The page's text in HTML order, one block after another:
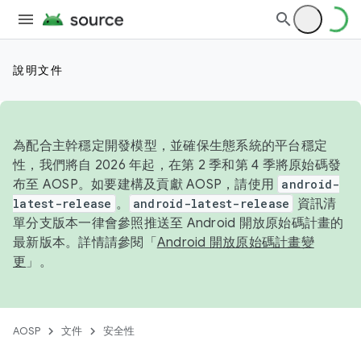
說明文件
為配合主幹穩定開發模型，並確保生態系統的平台穩定
性，我們將自 2026 年起，在第 2 季和第 4 季將原始碼發
布至 AOSP。如要建構及貢獻 AOSP，請使用 android-
latest-release 。 android-latest-release
資訊清
單分支版本一律會參照推送至 Android 開放原始碼計畫的
最新版本。詳情請參閱「 Android 開放原始碼計畫變
更 」。
AOSP 文件 安全性